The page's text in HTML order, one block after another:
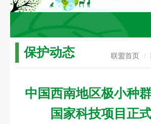
联盟首页 /
保护动态
中国西南地区极小种
国家科技项目正